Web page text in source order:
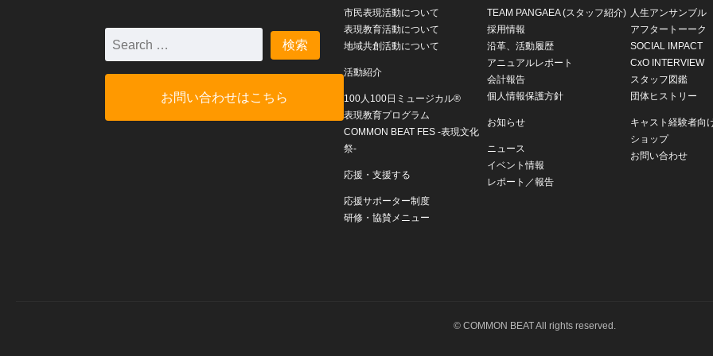
お問い合わせはこちら
市民表現活動について
表現教育活動について
地域共創活動について
活動紹介
100人100日ミュージカル®
表現教育プログラム
COMMON BEAT FES -表現文化
祭-
応援・支援する
応援サポーター制度
研修・協賛メニュー
TEAM PANGAEA (スタッフ紹介)
採用情報
沿革、活動履歴
アニュアルレポート
会計報告
個人情報保護方針
お知らせ
ニュース
イベント情報
レポート／報告
人生アンサンブル
アフタートーーク
SOCIAL IMPACT
CxO INTERVIEW
スタッフ図鑑
団体ヒストリー
キャスト経験者向
ショップ
お問い合わせ
© COMMON BEAT All rights reserved.